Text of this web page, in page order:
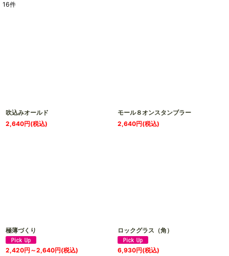
16件
吹込みオールド
2,640円(税込)
モール８オンスタンブラー
2,640円(税込)
極薄づくり
2,420円 ～2,640円(税込)
ロックグラス（角）
6,930円(税込)